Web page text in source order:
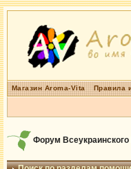
Магазин Aroma-Vita Правила
Форум